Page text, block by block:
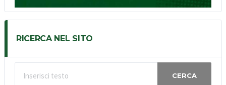
RICERCA NEL SITO
CERCA